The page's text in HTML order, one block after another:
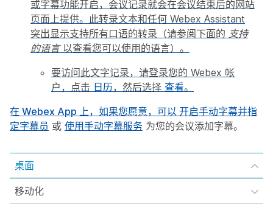
或字幕功能开启，会议记录就会在会议结束后的网站
页面上提供。此转录文本和任何 Webex Assistant
突出显示支持所有口语的转录（请参阅下面的 支持
的语言以查看您可以使用的语言）。
要访问此文字记录，请登录您的 Webex 帐
户，点击 日历，然后选择 查看。
在 Webex App 上，如果您愿意，可以 开启手动字幕并指
定字幕员 或 使用手动字幕服务 为您的会议添加字幕。
桌面
移动化